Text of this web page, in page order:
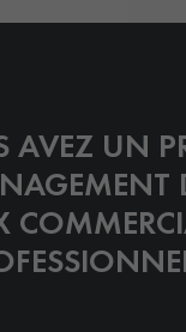
AVEZ UN